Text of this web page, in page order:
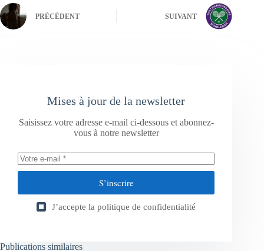
PRÉCÉDENT SUIVANT
Mises à jour de la newsletter
Saisissez votre adresse e-mail ci-dessous et abonnez-
vous à notre newsletter
S’inscrire
J’accepte la politique de confidentialité
Publications similaires